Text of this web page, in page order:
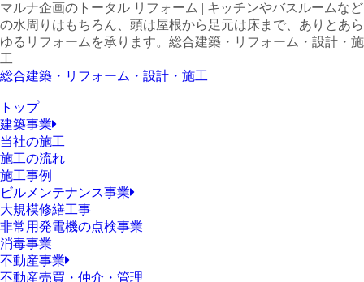
マルナ企画のトータル リフォーム | キッチンやバスルームなど
の水周りはもちろん、頭は屋根から足元は床まで、ありとあら
ゆるリフォームを承ります。 総合建築・リフォーム・設計・施
工
総合建築・リフォーム・設計・施工
トップ
建築事業
当社の施工
施工の流れ
施工事例
ビルメンテナンス事業
大規模修繕工事
非常用発電機の点検事業
消毒事業
不動産事業
不動産売買・仲介・管理